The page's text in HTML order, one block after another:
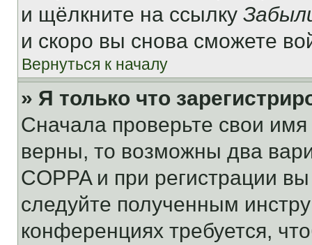
и щёлкните на ссылку
и скоро вы снова сможете
Вернуться к началу
» Я только что
Сначала проверьте свои
верны, то возможны два
COPPA и при регистрации
следуйте полученным
конференциях требуется,